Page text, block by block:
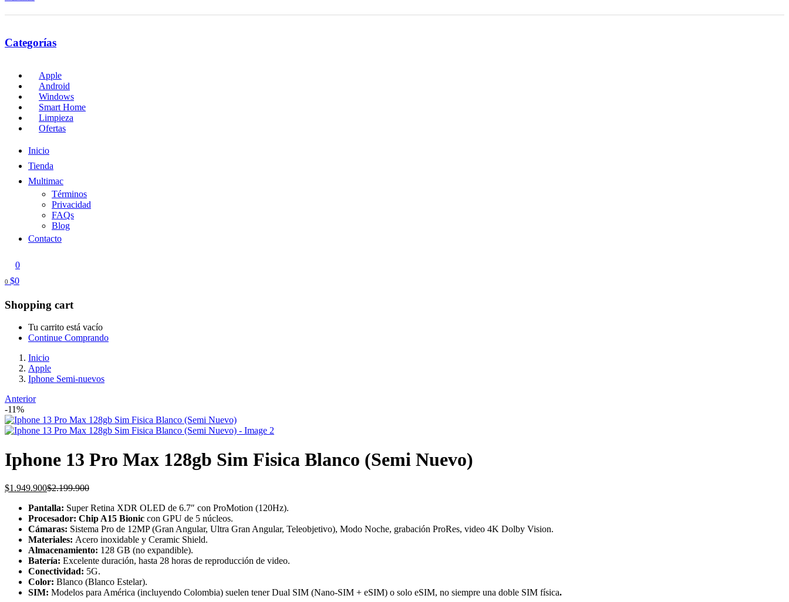
Categorías
Apple
Android
Windows
Smart Home
Limpieza
Ofertas
Inicio
Tienda
Multimac
Términos
Privacidad
FAQs
Blog
Contacto
0
0 $0
Shopping cart
Tu carrito está vacío
Continue Comprando
Inicio
Apple
Iphone Semi-nuevos
Anterior
-11%
Iphone 13 Pro Max 128gb Sim Fisica Blanco (Semi Nuevo)
$1.949.900Current
is:
$1.949.900.
$2.199.900Original
was:
$2.199.900.
Pantalla: Super Retina XDR OLED de 6.7″ con ProMotion (120Hz).
Procesador: Chip A15 Bionic con GPU de 5 núcleos.
Cámaras: Sistema Pro de 12MP (Gran Angular, Ultra Gran Angular, Teleobjetivo), Modo Noche, grabación ProRes, video 4K Dolby Vision.
Materiales: Acero inoxidable y Ceramic Shield.
Almacenamiento: 128 GB (no expandible).
Batería: Excelente duración, hasta 28 horas de reproducción de video.
Conectividad: 5G.
Color: Blanco (Blanco Estelar).
SIM: Modelos para América (incluyendo Colombia) suelen tener Dual SIM (Nano-SIM + eSIM) o solo eSIM, no siempre una doble SIM física.